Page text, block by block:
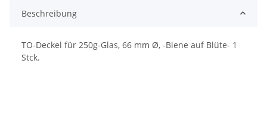
Beschreibung
TO-Deckel für 250g-Glas, 66 mm Ø, -Biene auf Blüte- 1
Stck.